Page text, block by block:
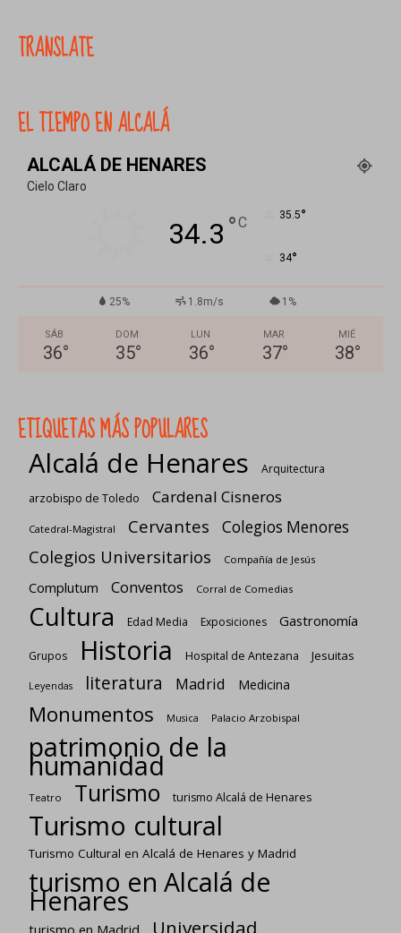
TRANSLATE
EL TIEMPO EN ALCALÁ
ALCALÁ DE HENARES
Cielo Claro
34.3 °C 35.5°
34°
25% 1.8m/s 1%
SÁB
36°
DOM
35°
LUN
36°
MAR
37°
MIÉ
38°
ETIQUETAS MÁS POPULARES
Alcalá de Henares
Arquitectura
arzobispo de Toledo
Cardenal Cisneros
Catedral-Magistral Cervantes Colegios Menores
Colegios Universitarios Compañía de Jesús
Complutum Conventos Corral de Comedias
Cultura Edad Media Exposiciones Gastronomía
Grupos Historia Hospital de Antezana Jesuitas
Leyendas literatura Madrid Medicina
Monumentos Musica Palacio Arzobispal
patrimonio de la
humanidad
Teatro Turismo turismo Alcalá de Henares
Turismo cultural
Turismo Cultural en Alcalá de Henares y Madrid
turismo en Alcalá de
Henares
turismo en Madrid Universidad